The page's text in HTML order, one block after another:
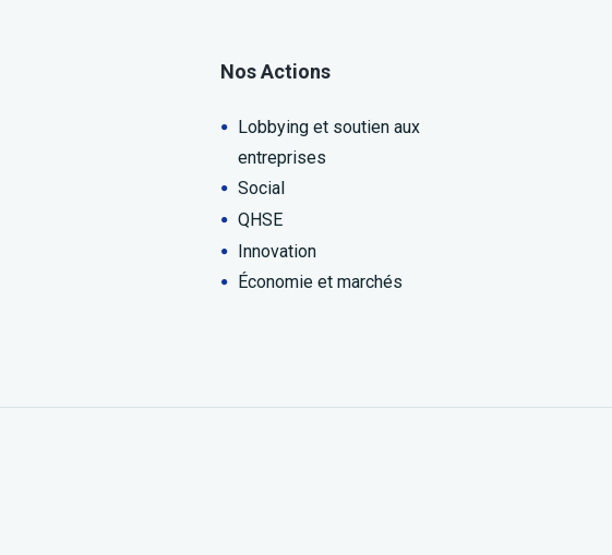
Nos Actions
Lobbying et soutien aux
entreprises
Social
QHSE
Innovation
Économie et marchés